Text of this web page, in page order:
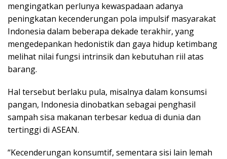
mengingatkan perlunya kewaspadaan adanya
peningkatan kecenderungan pola impulsif masyarakat
Indonesia dalam beberapa dekade terakhir, yang
mengedepankan hedonistik dan gaya hidup ketimbang
melihat nilai fungsi intrinsik dan kebutuhan riil atas
barang.
Hal tersebut berlaku pula, misalnya dalam konsumsi
pangan, Indonesia dinobatkan sebagai penghasil
sampah sisa makanan terbesar kedua di dunia dan
tertinggi di ASEAN.
“Kecenderungan konsumtif, sementara sisi lain lemah